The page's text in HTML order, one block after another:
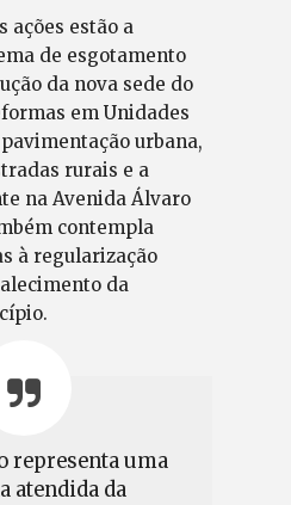
ações estão a
de esgotamento
da nova sede do
em Unidades
urbana,
rurais e a
na Avenida Álvaro
contempla
à regularização
da
representa uma
atendida da